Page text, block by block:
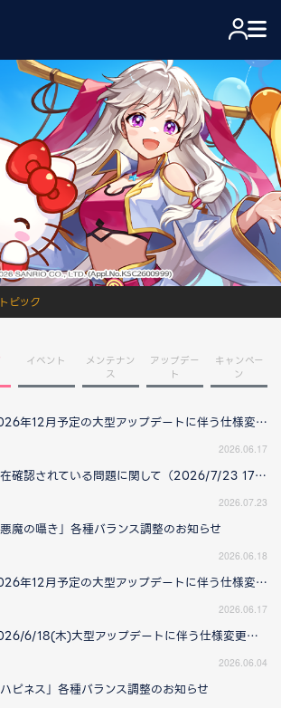
トピック
イベント
メンテナン
ス
アップデー
ト
キャンペー
ン
2026年12月予定の大型アップデートに伴う仕様変更のお知らせ
2026.06.17
現在確認されている問題に関して（2026/7/23 17:00更新）
2026.07.23
悪魔の囁き」各種バランス調整のお知らせ
2026.06.18
2026年12月予定の大型アップデートに伴う仕様変更のお知らせ
2026.06.17
2026/6/18(木)大型アップデートに伴う仕様変更のお知らせ(2026/06/04 更新)
2026.06.04
ハピネス」各種バランス調整のお知らせ